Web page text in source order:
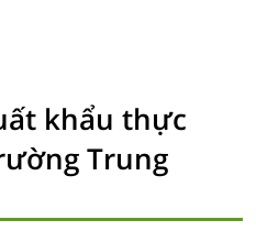
khẩu thực
Trung